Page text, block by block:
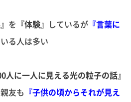
を 『体験』 しているが 『言葉に
る人は多い
人に一人に見える光の粒子の話』
友も 『子供の頃からそれが見え